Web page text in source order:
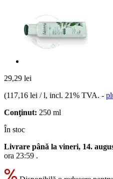
29,29 lei
(117,16 lei / l, incl. 21% TVA. -
Conţinut: 250 ml
În stoc
Livrare până la vineri, 14.
ora 23:59 .